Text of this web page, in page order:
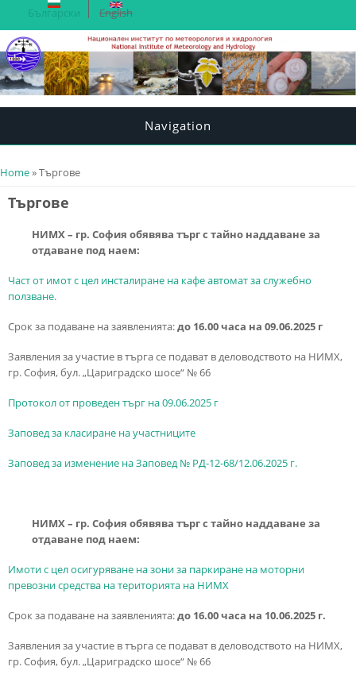
Български English
Navigation
You are here
Home» Търгове
Търгове
НИМХ – гр. София обявява търг с тайно наддаване за
отдаване под наем:
Част от имот с цел инсталиране на кафе автомат за служебно
ползване.
Срок за подаване на заявленията:до 16.00 часа на 09.06.2025 г
Заявления за участие в търга се подават в деловодството на НИМХ,
гр. София, бул. „Цариградско шосе“ № 66
Протокол от проведен търг на 09.06.2025 г
Заповед за класиране на участниците
Заповед за изменение на Заповед № РД-12-68/12.06.2025 г.
НИМХ – гр. София обявява търг с тайно наддаване за
отдаване под наем:
Имоти с цел осигуряване на зони за паркиране на моторни
превозни средства на територията на НИМХ
Срок за подаване на заявленията:до 16.00 часа на 10.06.2025 г.
Заявления за участие в търга се подават в деловодството на НИМХ,
гр. София, бул. „Цариградско шосе“ № 66